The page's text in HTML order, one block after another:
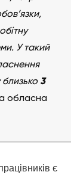
У такий
3
обласна
є